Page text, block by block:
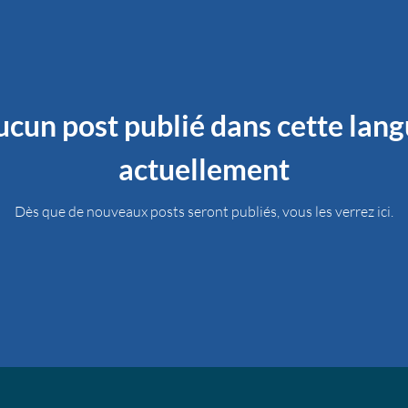
post publié dans cette
actuellement
Dès que de nouveaux posts seront publiés, vous les verrez ici.